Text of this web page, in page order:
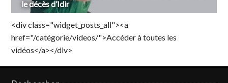
le décès d’Idir
<div class="widget_posts_all"><a
href="/catégorie/videos/">Accéder à toutes les
vidéos</a></div>